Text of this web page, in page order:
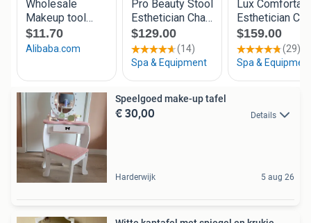
Speelgoed make-up tafel
€ 30,00 Details
Harderwijk 5 aug 26